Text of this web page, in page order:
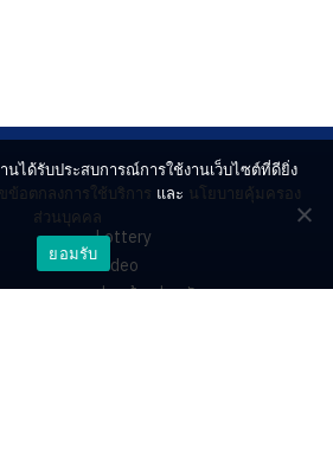
Lottery
Video
ร่วมด้วยช่วยกัน
นได้รับประสบการณ์การใช้งานเว็บไซต์ที่ดียิ่ง
ข้อตกลงการใช้บริการ และ นโยบายคุ้มครอง
ส่วนบุคคล
ยอมรับ